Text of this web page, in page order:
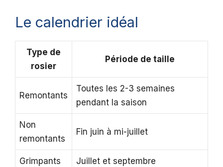
Le calendrier idéal
Type de
rosier
Période de taille
Remontants
Toutes les 2-3 semaines
pendant la saison
Non
remontants
Fin juin à mi-juillet
Grimpants Juillet et septembre